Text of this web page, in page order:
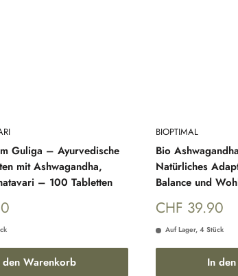
Guliga – Ayurvedische
mit Ashwagandha,
– 100 Tabletten
den Warenkorb
BIOPTIMAL
Bio
Natürliches
Balance und
Sonderpreis
CHF 39.90
Auf Lager, 4 Stück
In